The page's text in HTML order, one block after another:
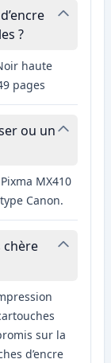
?
haute
pages
ou un
MX410
Canon.
chère
sur la
d’encre